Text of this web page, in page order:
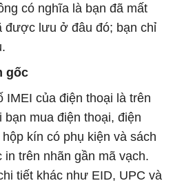
có nghĩa là bạn đã mất
được lưu ở đâu đó; bạn chỉ
gốc
IMEI của điện thoại là trên
bạn mua điện thoại, điện
kín có phụ kiện và sách
trên nhãn gần mã vạch.
tiết khác như EID, UPC và